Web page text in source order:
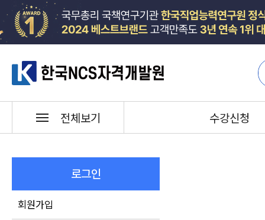
한국NCS자격개발원
전체보기 수강신청
로그인
회원가입